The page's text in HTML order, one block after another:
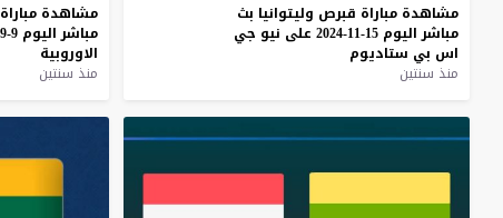
مشاهدة مباراة قبرص وليتوانيا بث
مباشر اليوم 15-11-2024 على نيو جي
اس بي ستاديوم
منذ سنتين
مشاهدة مباراة
مباشر اليوم 9-9-2024
الاوروبية
منذ سنتين